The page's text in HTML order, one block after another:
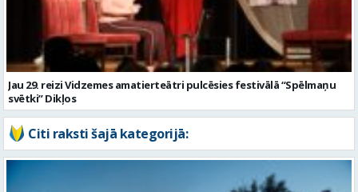
Jau 29. reizi Vidzemes amatierteātri pulcēsies festivālā “Spēlmaņu
svētki” Dikļos
Citi raksti šajā kategorijā: